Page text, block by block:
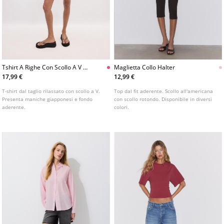
Tshirt A Righe Con Scollo A V E
Maniche Giapponesi
17,99 €
T-shirt dal taglio rilassato con scollo a V.
Presenta maniche giapponesi e fondo
aderente.
Maglietta Collo Halter
12,99 €
Top dal fit aderente. Scollo all'americana
con scollo rotondo. Disponibile in diversi
colori.